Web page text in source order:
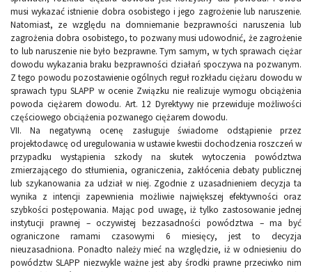
musi wykazać istnienie dobra osobistego i jego zagrożenie lub naruszenie.
Natomiast, ze względu na domniemanie bezprawności naruszenia lub
zagrożenia dobra osobistego, to pozwany musi udowodnić, że zagrożenie
to lub naruszenie nie było bezprawne. Tym samym, w tych sprawach ciężar
dowodu wykazania braku bezprawności działań spoczywa na pozwanym.
Z tego powodu pozostawienie ogólnych reguł rozkładu ciężaru dowodu w
sprawach typu SLAPP w ocenie Związku nie realizuje wymogu obciążenia
powoda ciężarem dowodu. Art. 12 Dyrektywy nie przewiduje możliwości
częściowego obciążenia pozwanego ciężarem dowodu.
VII. Na negatywną ocenę zasługuje świadome odstąpienie przez
projektodawcę od uregulowania w ustawie kwestii dochodzenia roszczeń w
przypadku wystąpienia szkody na skutek wytoczenia powództwa
zmierzającego do stłumienia, ograniczenia, zakłócenia debaty publicznej
lub szykanowania za udział w niej. Zgodnie z uzasadnieniem decyzja ta
wynika z intencji zapewnienia możliwie największej efektywności oraz
szybkości postępowania. Mając pod uwagę, iż tylko zastosowanie jednej
instytucji prawnej – oczywistej bezzasadności powództwa – ma być
ograniczone ramami czasowymi 6 miesięcy, jest to decyzja
nieuzasadniona. Ponadto należy mieć na względzie, iż w odniesieniu do
powództw SLAPP niezwykle ważne jest aby środki prawne przeciwko nim